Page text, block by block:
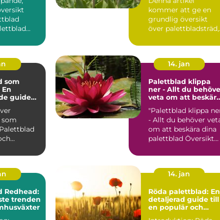
inom
och
på grund av sitt
unika utseende och
sin mångsidighet
kommer att ge en
grundlig översikt
över palettbladsträd,
disku...
som
guide
14. jan
Palettblad klippa
ner - Allt du
veta om att beskära
"Palettblad klippa
- Allt du behöver
om att beskära dina
palettblad Översikt
Redhead:
trenden
14. jan
Röda palettblad: En
detaljerad guide till
en populär och